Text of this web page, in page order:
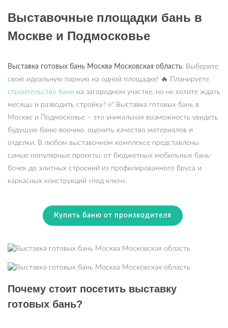
Выставочные площадки бань в
Москве и Подмосковье
Выставка готовых бань Москва Московская область: Выберите
свою идеальную парную на одной площадке! 🔥 Планируете
строительство бани на загородном участке, но не хотите ждать
месяцы и разводить стройку? ✅ Выставка готовых бань в
Москве и Подмосковье – это уникальная возможность увидеть
будущую баню воочию, оценить качество материалов и
отделки. В любом выставочном комплексе представлены
самые популярные проекты: от бюджетных мобильных бань-
бочек до элитных строений из профилированного бруса и
каркасных конструкций «под ключ».
Купить баню от производителя
Почему стоит посетить выставку
готовых бань?